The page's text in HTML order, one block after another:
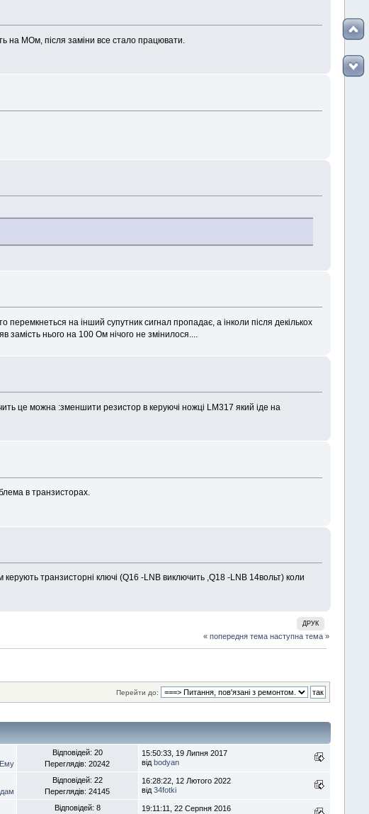
на МОм, після заміни все стало працювати.
на інший супутник сигнал пропадає, а інколи після декількох
нього на 100 Ом нічого не змінилося....
це можна :зменшити резистор в керуючі ножці LM317 який іде на
в транзисторах.
транзисторні ключі (Q16 -LNB виключить ,Q18 -LNB 14вольт) коли
ДРУК
« попередня тема наступна тема »
Перейти до:
Ему
Відповідей: 20
Переглядів: 20242
15:50:33, 19 Липня 2017
від bodyan
Відповідей: 22
Переглядів: 24145
16:28:22, 12 Лютого 2022
від 34fotki
Відповідей: 8
19:11:11, 22 Серпня 2016